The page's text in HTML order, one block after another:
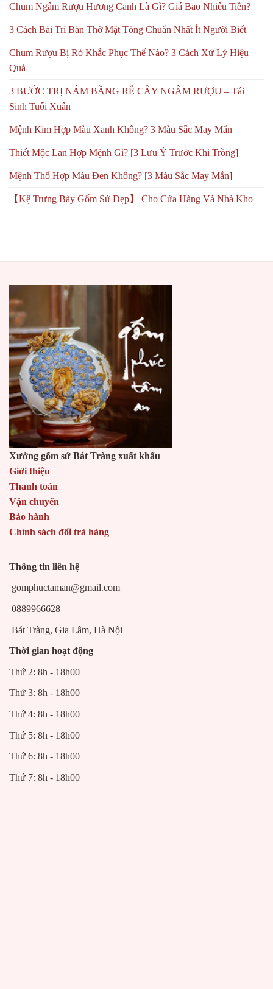
Chum Ngâm Rượu Hương Canh Là Gì? Giá Bao Nhiêu Tiền?
3 Cách Bài Trí Bàn Thờ Mật Tông Chuẩn Nhất Ít Người Biết
Chum Rượu Bị Rò Khắc Phục Thế Nào? 3 Cách Xử Lý Hiệu
Quả
3 BƯỚC TRỊ NÁM BẰNG RỄ CÂY NGÂM RƯỢU – Tái
Sinh Tuổi Xuân
Mệnh Kim Hợp Màu Xanh Không? 3 Màu Sắc May Mắn
Thiết Mộc Lan Hợp Mệnh Gì? [3 Lưu Ý Trước Khi Trồng]
Mệnh Thổ Hợp Màu Đen Không? [3 Màu Sắc May Mắn]
【Kệ Trưng Bày Gốm Sứ Đẹp】 Cho Cửa Hàng Và Nhà Kho
Xưởng gốm sứ Bát Tràng xuất khẩu
Giới thiệu
Thanh toán
Vận chuyển
Bảo hành
Chính sách đổi trả hàng
Thông tin liên hệ
gomphuctaman@gmail.com
0889966628
Bát Tràng, Gia Lâm, Hà Nội
Thời gian hoạt động
Thứ 2: 8h - 18h00
Thứ 3: 8h - 18h00
Thứ 4: 8h - 18h00
Thứ 5: 8h - 18h00
Thứ 6: 8h - 18h00
Thứ 7: 8h - 18h00